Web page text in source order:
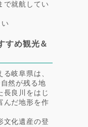
で就航してい
すめ観光＆
岐阜県は、
然が残る地
長良川をはじ
んだ地形を作
文化遺産の登